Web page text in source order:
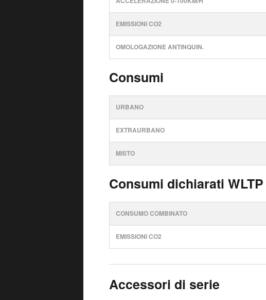
EMISSIONI CO2
OMOLOGAZIONE ANTINQUIN.
Consumi
URBANO
EXTRAURBANO
MISTO
Consumi dichiarati WLTP
CONSUMO COMBINATO
EMISSIONI CO2
Accessori di serie